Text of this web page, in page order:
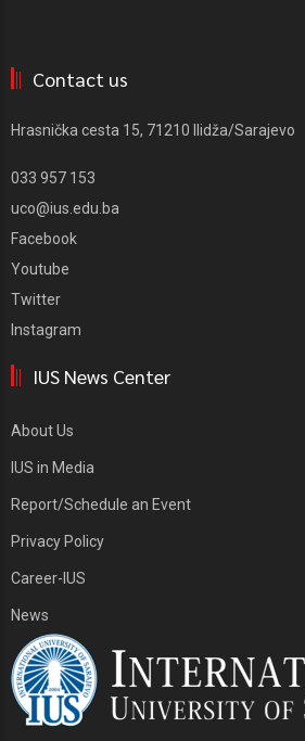
Contact us
Hrasnička cesta 15, 71210 Ilidža/Sarajevo
033 957 153
uco@ius.edu.ba
Facebook
Youtube
Twitter
Instagram
IUS News Center
About Us
IUS in Media
Report/Schedule an Event
Privacy Policy
Career-IUS
News